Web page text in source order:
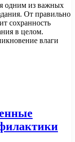
одним из важных
От правильно
сохранность
в целом.
влаги